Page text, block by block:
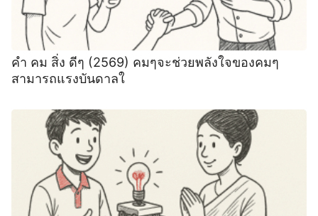
คํา คม สิ่ง ดีๆ (2569) คมๆจะช่วยพลังใจของคมๆ
สามารถแรงบันดาลใ